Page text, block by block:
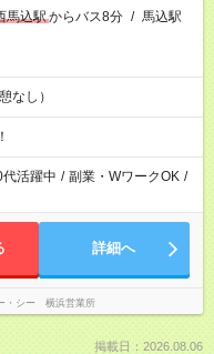
馬込駅からバス8分 / 馬込駅
なし）
活躍中 / 副業・WワークOK /
詳細へ
・シー 横浜営業所
掲載日：2026.08.06